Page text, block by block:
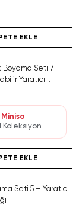
EKLE
Boyama Seti 7
Yaratıcı
Miniso
Koleksiyon
EKLE
Seti 5 – Yaratıcı